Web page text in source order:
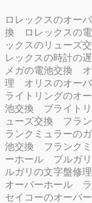
ロレックスのオー
換
ロレックスの
ックスのリューズ
レックスの時計の
メガの電池交換
理
オリスのオー
ライトリングのオ
池交換
ブライト
ューズ交換
フラ
ランクミュラーの
池交換
フランク
ーホール
ブルガ
ルガリの文字盤修理
オーバーホール
セイコーのオーバ